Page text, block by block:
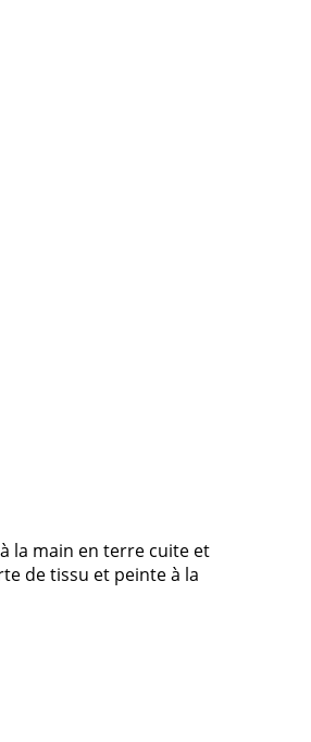
la main en terre cuite et
de tissu et peinte à la